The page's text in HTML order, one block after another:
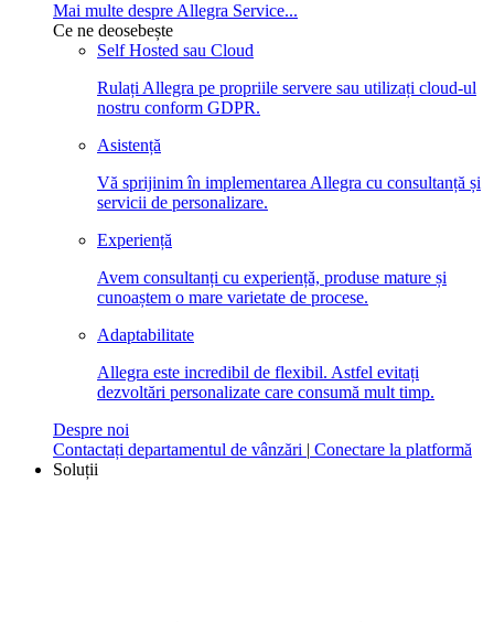
Mai multe despre Allegra Service...
Ce ne deosebește
Self Hosted sau Cloud
Rulați Allegra pe propriile servere sau utilizați cloud-ul
nostru conform GDPR.
Asistență
Vă sprijinim în implementarea Allegra cu consultanță și
servicii de personalizare.
Experiență
Avem consultanți cu experiență, produse mature și
cunoaștem o mare varietate de procese.
Adaptabilitate
Allegra este incredibil de flexibil. Astfel evitați
dezvoltări personalizate care consumă mult timp.
Despre noi
Contactați departamentul de vânzări | Conectare la platformă
Soluții